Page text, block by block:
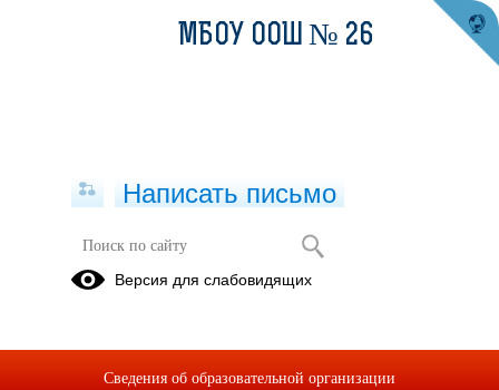
Документ о заключенных и
международными организациями по
МБОУ ООШ № 26
Написать письмо
Версия для слабовидящих
Сведения об образовательной организации